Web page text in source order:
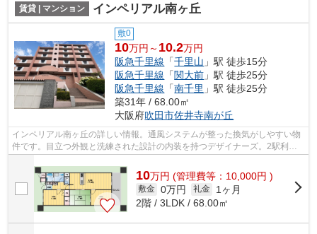
賃貸 | マンション インペリアル南ヶ丘
敷0
10万円～ 10.2万円
阪急千里線 「千里山 」駅 徒歩15分
阪急千里線 「関大前 」駅 徒歩25分
阪急千里線 「南千里 」駅 徒歩25分
築31年 / 68.00㎡
大阪府吹田市佐井寺南が丘
インペリアル南ヶ丘の詳しい情報。通風システムが整った換気がしやすい物
件です。目立つ外観と洗練された設計の内装を持つデザイナーズ。2駅利用
10万円 (管理費等：10,000円 )
敷金 0万円 礼金
1ヶ月
2階 / 3LDK / 68.00㎡